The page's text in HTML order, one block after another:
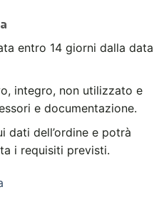
entro 14 giorni dalla data
integro, non utilizzato e
e documentazione.
dati dell’ordine e potrà
i requisiti previsti.